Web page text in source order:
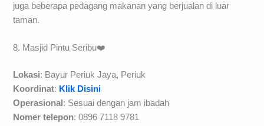
juga beberapa pedagang makanan yang berjualan di luar
taman.
8. Masjid Pintu Seribu❤️
Lokasi: Bayur Periuk Jaya, Periuk
Koordinat: Klik Disini
Operasional : Sesuai dengan jam ibadah
Nomer telepon: 0896 7118 9781